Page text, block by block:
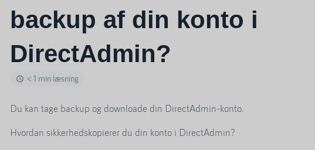
backup af din konto i
DirectAdmin?
< 1 min læsning
Du kan tage backup og downloade din DirectAdmin-konto.
Hvordan sikkerhedskopierer du din konto i DirectAdmin?